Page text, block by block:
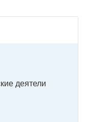
деятели